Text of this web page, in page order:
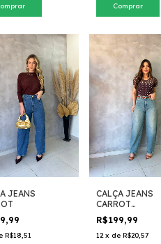
Comprar
JEANS
R$18,51
CALÇA JEANS
CARROT
CONSCIÊNCIA
R$199,99
12 x de R$20,57